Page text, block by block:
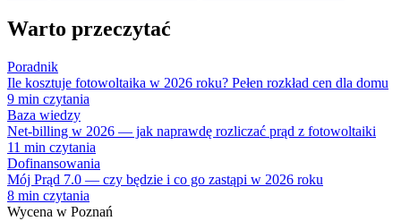
Warto przeczytać
Poradnik
Ile kosztuje fotowoltaika w 2026 roku? Pełen rozkład cen dla domu
9 min czytania
Baza wiedzy
Net-billing w 2026 — jak naprawdę rozliczać prąd z fotowoltaiki
11 min czytania
Dofinansowania
Mój Prąd 7.0 — czy będzie i co go zastąpi w 2026 roku
8 min czytania
Wycena w Poznań